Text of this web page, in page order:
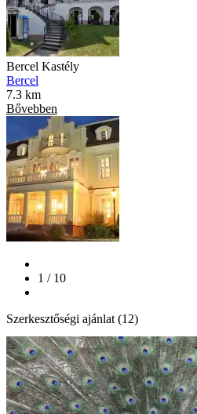
Bercel Kastély
Bercel
7.3 km
Bővebben
1 / 10
Szerkesztőségi ajánlat (12)